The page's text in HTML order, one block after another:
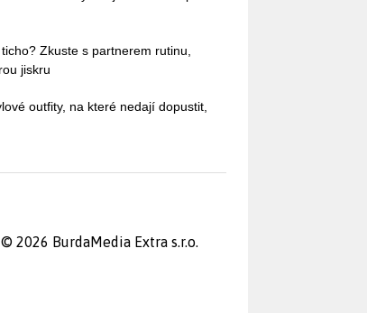
Zkuste s partnerem rutinu,
jiskru
outfity, na které nedají dopustit,
© 2026 BurdaMedia Extra s.r.o.